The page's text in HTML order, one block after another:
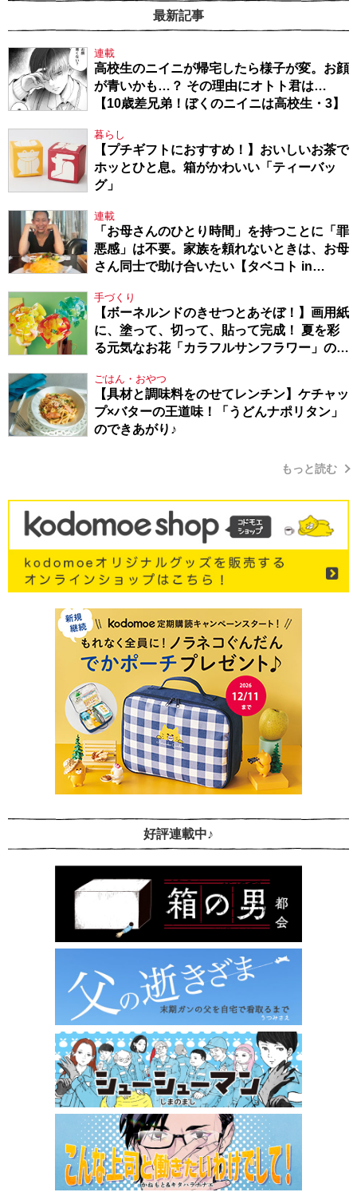
最新記事
連載
高校生のニイニが帰宅したら様子が変。お顔
が青いかも…？ その理由にオトト君は…
【10歳差兄弟！ぼくのニイニは高校生・3】
暮らし
【プチギフトにおすすめ！】おいしいお茶で
ホッとひと息。箱がかわいい「ティーバッ
グ」
連載
「お母さんのひとり時間」を持つことに「罪
悪感」は不要。家族を頼れないときは、お母
さん同士で助け合いたい【タベコト in
手づくり
【ボーネルンドのきせつとあそぼ！】画用紙
に、塗って、切って、貼って完成！ 夏を彩
る元気なお花「カラフルサンフラワー」の作
ごはん・おやつ
【具材と調味料をのせてレンチン】ケチャッ
プ×バターの王道味！「うどんナポリタン」
のできあがり♪
もっと読む
好評連載中♪